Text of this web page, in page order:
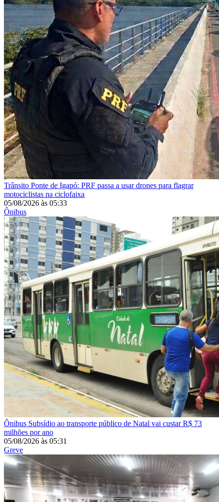
Trânsito Ponte de Igapó: PRF passa a usar drones para flagrar
motociclistas na ciclofaixa
05/08/2026 às 05:33
Ônibus
Ônibus Subsídio ao transporte público de Natal vai custar R$ 73
milhões por ano
05/08/2026 às 05:31
Greve